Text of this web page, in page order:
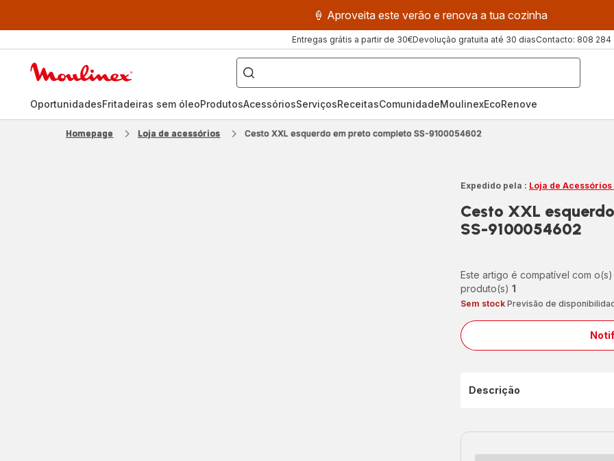
🍦 Aproveita este verão e renova a tua cozinha
Entregas grátis a partir de 30€Devolução gratuita até 30 diasContacto: 808 284
O
que
pretende
procurar?
OportunidadesFritadeiras sem óleoProdutosAcessóriosServiçosReceitasComunidadeMoulinexEcoRenove
Homepage Loja de acessórios Cesto XXL esquerdo em preto completo SS-9100054602
Expedido pela : Loja de
Cesto XXL
SS-9100054602
Este artigo é compatível com o(s)
produto(s) 1
Sem stock Previsão de
Descrição